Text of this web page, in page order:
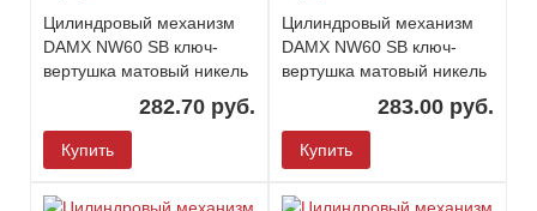
Цилиндровый механизм
DAMX NW60 SB ключ-
вертушка матовый никель
282.70 руб.
Купить
Цилиндровый механизм
DAMX NW60 SB ключ-
вертушка матовый никель
283.00 руб.
Купить